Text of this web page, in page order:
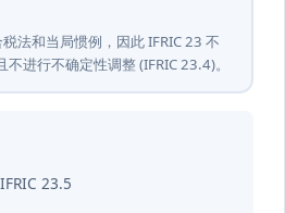
法和当局惯例，因此 IFRIC 23 不
进行不确定性调整 (IFRIC 23.4)。
23.5